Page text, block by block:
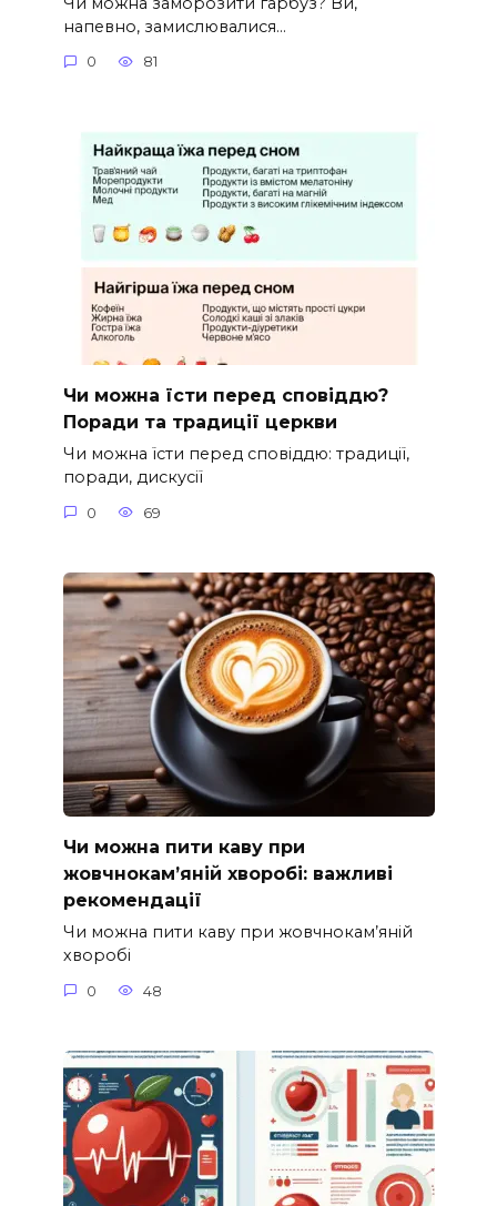
напевно, замислювалися…
0 81
Чи можна їсти перед сповіддю?
Поради та традиції церкви
Чи можна їсти перед сповіддю: традиції,
поради, дискусії
0 69
Чи можна пити каву при
жовчнокам’яній хворобі: важливі
рекомендації
Чи можна пити каву при жовчнокам’яній
хворобі
0 48